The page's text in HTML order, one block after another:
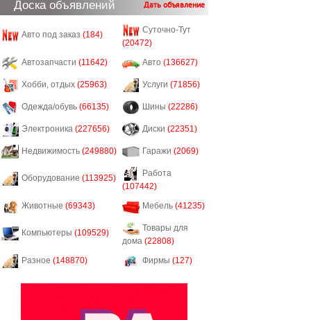
Доска объявлений Дать объявление
Авто под заказ (184)
Суточно-Тут
(20472)
Автозапчасти (11642) Авто (136627)
Хобби, отдых (25963) Услуги (71856)
Одежда/обувь (66135) Шины (22286)
Электроника (227656) Диски (22351)
Недвижимость (249880) Гаражи (2069)
Оборудование (113925)
Работа
(107442)
Животные (69343) Мебель (41235)
Компьютеры (109529)
Товары для
дома (22808)
Разное (148870) Фирмы (127)